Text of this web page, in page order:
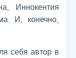
Иннокентия
И, конечно,
себя автор в